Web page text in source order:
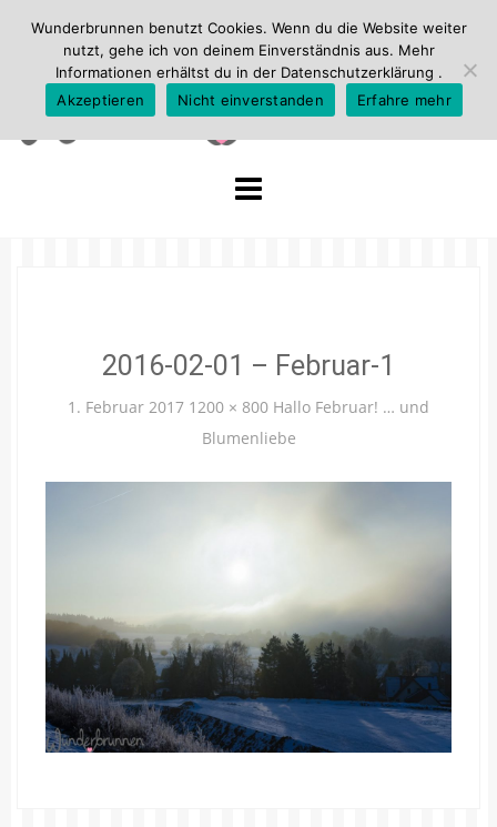
2016-02-01 – Februar-1
1. Februar 2017 1200 × 800 Hallo Februar! … und
Blumenliebe
Wunderbrunnen benutzt Cookies. Wenn du die Website weiter
nutzt, gehe ich von deinem Einverständnis aus. Mehr
Informationen erhältst du in der Datenschutzerklärung .
Akzeptieren
Nicht einverstanden Erfahre mehr